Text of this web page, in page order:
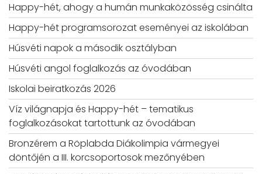
Happy-hét, ahogy a humán munkaközösség csinálta
Happy-hét programsorozat eseményei az iskolában
Húsvéti napok a második osztályban
Húsvéti angol foglalkozás az óvodában
Iskolai beiratkozás 2026
Víz világnapja és Happy-hét – tematikus
foglalkozásokat tartottunk az óvodában
Bronzérem a Röplabda Diákolimpia vármegyei
döntőjén a III. korcsoportosok mezőnyében